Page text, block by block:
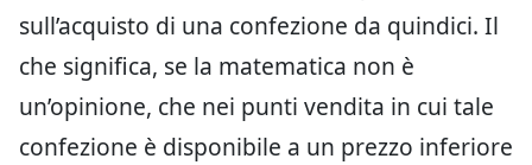
sull’acquisto di una confezione da quindici. Il
che significa, se la matematica non è
un’opinione, che nei punti vendita in cui tale
confezione è disponibile a un prezzo inferiore